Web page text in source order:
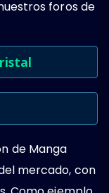
foros de
de Manga
mercado, con